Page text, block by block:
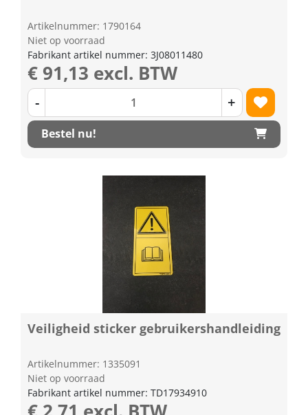
Artikelnummer: 1790164
Niet op voorraad
Fabrikant artikel nummer: 3J08011480
€ 91,13 excl. BTW
- +
Bestel nu!
Veiligheid sticker gebruikershandleiding
Artikelnummer: 1335091
Niet op voorraad
Fabrikant artikel nummer: TD17934910